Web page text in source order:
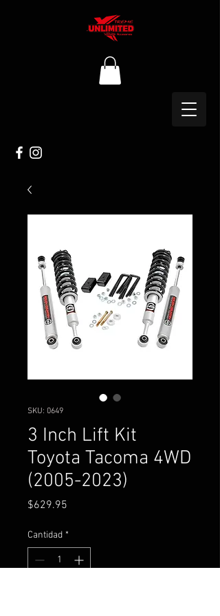
SKU: 0649
3 Inch Lift Kit
Toyota Tacoma 4WD
(2005-2023)
$629.95
Cantidad *